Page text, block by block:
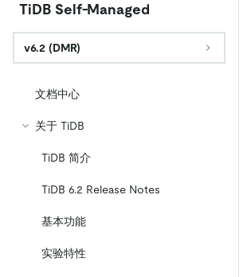
TiDB Self-Managed
v6.2 (DMR)
文档中心
关于 TiDB
TiDB 简介
TiDB 6.2 Release Notes
基本功能
实验特性